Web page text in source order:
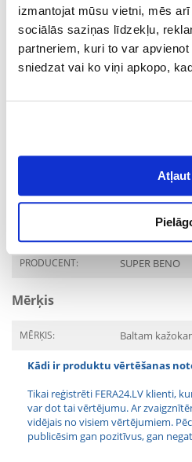
izmantojat mūsu vietni, mēs
sociālās saziņas līdzekļu,
partneriem, kuri to var
sniedzat vai ko viņi apkopo,
INCI SASTĀVS: Ūdens, cetearila
dipalmitoiletilhidroksietilmonija
PPG-3 benzilētera miristāts,
polikvaternijs - 22, pienskābe,
Chamomilla Recutita ekstrakts,
DMDM hidantoīns, dinātrija EDTA,
cikloheksēnkarboksaldehīds,
SUGA: Kondicionieris
PRODUCENT: SUPER BENO
Mērķis
MĒRĶIS: Baltam
Kādi ir produktu vērtēšanas
Tikai reģistrēti FERA24.LV klienti,
var dot tai vērtējumu. Ar
vidējais no visiem vērtējumiem.
publicēsim gan pozitīvus, gan